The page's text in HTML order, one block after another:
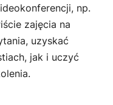
np.
zajęcia na
uzyskać
jak i uczyć